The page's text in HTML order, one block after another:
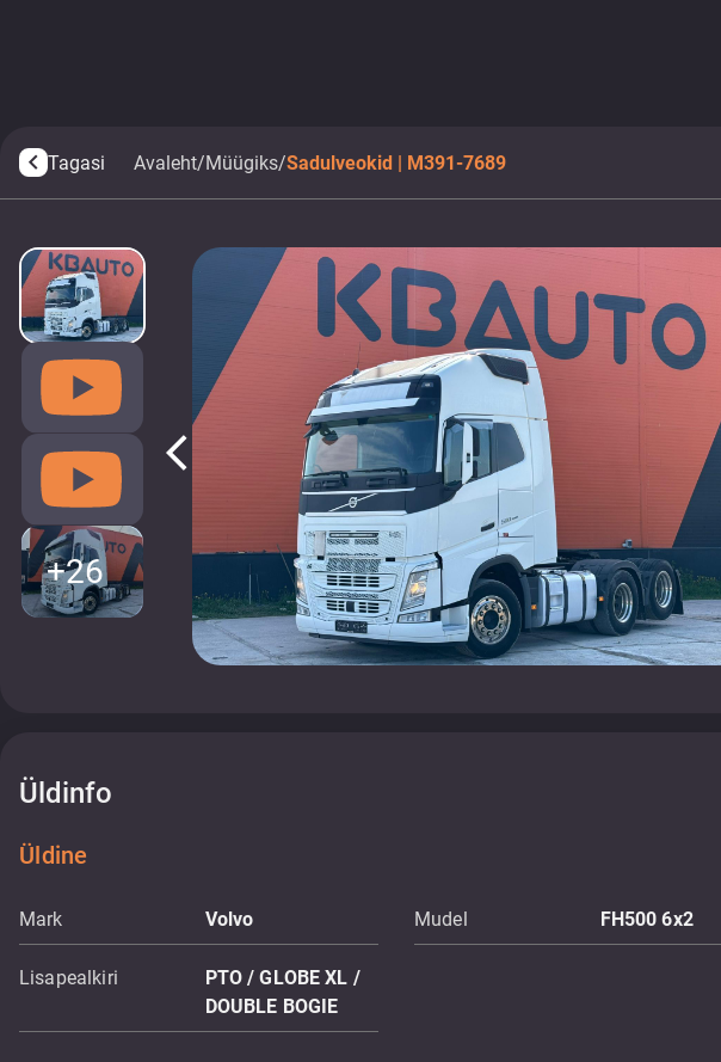
arrow_back_ios Tagasi Avaleht/Müügiks/Sadulveokid | M391-7689
arrow_back_ios
+26
Üldinfo
Üldine
Mark Volvo Mudel FH500 6x2
Lisapealkiri
PTO / GLOBE XL /
DOUBLE BOGIE